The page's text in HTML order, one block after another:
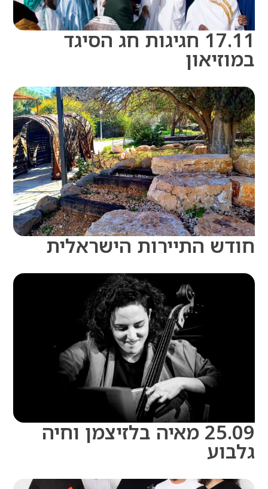
17.11 חגיגות חג הסיגד
התיירות הישראלית
25.09 מאיה בלזיצמן וחיה